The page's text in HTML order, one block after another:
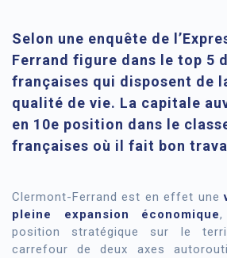
Selon une enquête de
Ferrand figure dans le top 5
françaises qui disposent de
qualité de vie. La capitale
en 10e position dans le
françaises où il fait bon
Clermont-Ferrand est en effet une
pleine expansion économique,
position stratégique sur le
carrefour de deux axes